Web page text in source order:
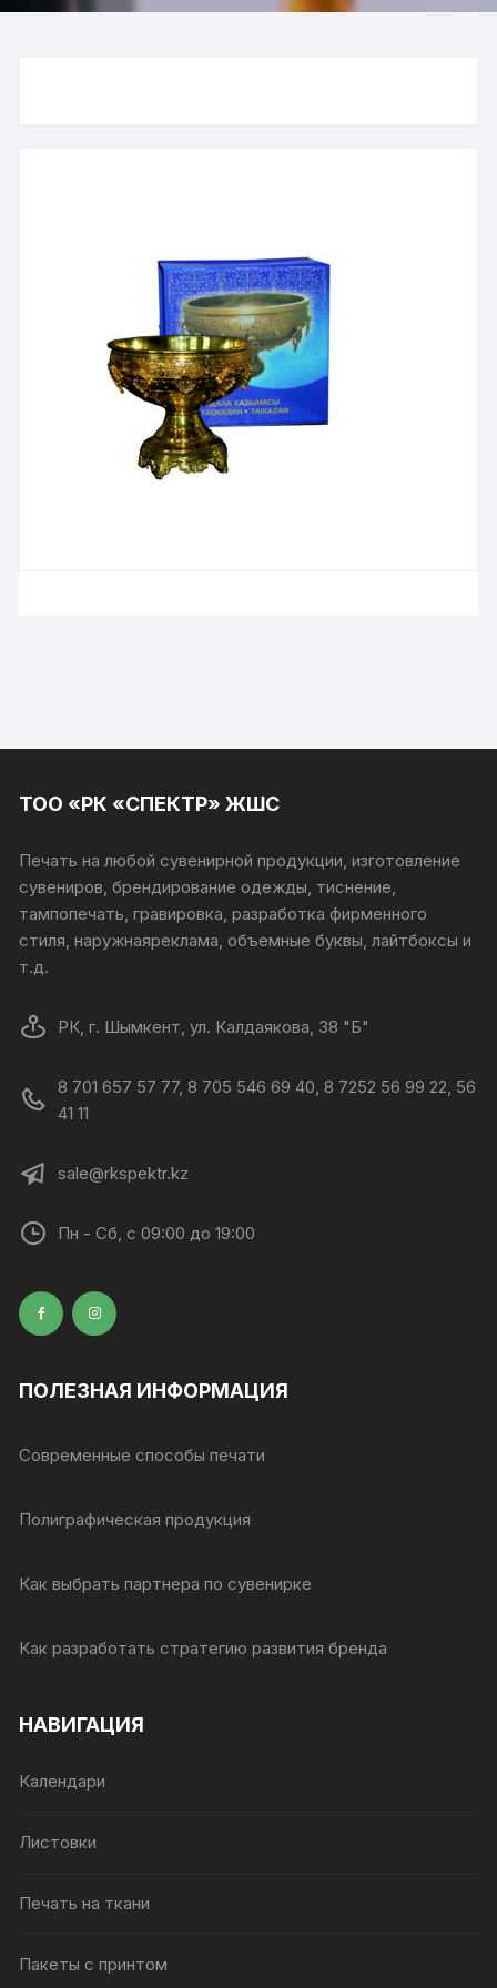
ТОО «РК «СПЕКТР» ЖШС
Печать на любой сувенирной продукции, изготовление
сувениров, брендирование одежды, тиснение,
тампопечать, гравировка, разработка фирменного
стиля, наружнаяреклама, объемные буквы, лайтбоксы и
т.д.
РК, г. Шымкент, ул. Калдаякова, 38 "Б"
8 701 657 57 77, 8 705 546 69 40, 8 7252 56 99 22, 56
41 11
sale@rkspektr.kz
Пн - Сб, с 09:00 до 19:00
ПОЛЕЗНАЯ ИНФОРМАЦИЯ
Современные способы печати
Полиграфическая продукция
Как выбрать партнера по сувенирке
Как разработать стратегию развития бренда
НАВИГАЦИЯ
Календари
Листовки
Печать на ткани
Пакеты с принтом